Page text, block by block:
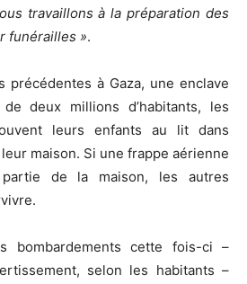
travaillons à la préparation des
funérailles ».
précédentes à Gaza, une enclave
deux millions d’habitants, les
leurs enfants au lit dans
maison. Si une frappe aérienne
partie de la maison, les autres
bombardements cette fois-ci –
selon les habitants –